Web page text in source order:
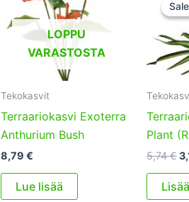
LOPPU
VARASTOSTA
Tekokasvit
Terraariokasvi Exoterra
Anthurium Bush
8,79 €
Lue lisää
Plant
5,74€
oli: